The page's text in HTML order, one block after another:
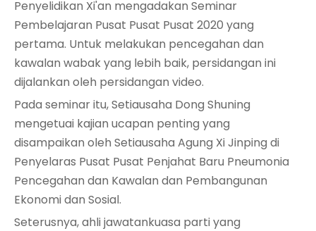
Penyelidikan Xi'an mengadakan Seminar
Pembelajaran Pusat Pusat Pusat 2020 yang
pertama. Untuk melakukan pencegahan dan
kawalan wabak yang lebih baik, persidangan ini
dijalankan oleh persidangan video.
Pada seminar itu, Setiausaha Dong Shuning
mengetuai kajian ucapan penting yang
disampaikan oleh Setiausaha Agung Xi Jinping di
Penyelaras Pusat Pusat Penjahat Baru Pneumonia
Pencegahan dan Kawalan dan Pembangunan
Ekonomi dan Sosial.
Seterusnya, ahli jawatankuasa parti yang